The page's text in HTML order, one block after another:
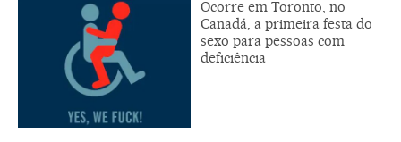
Ocorre em Toronto, no
Canadá, a primeira festa do
sexo para pessoas com
deficiência